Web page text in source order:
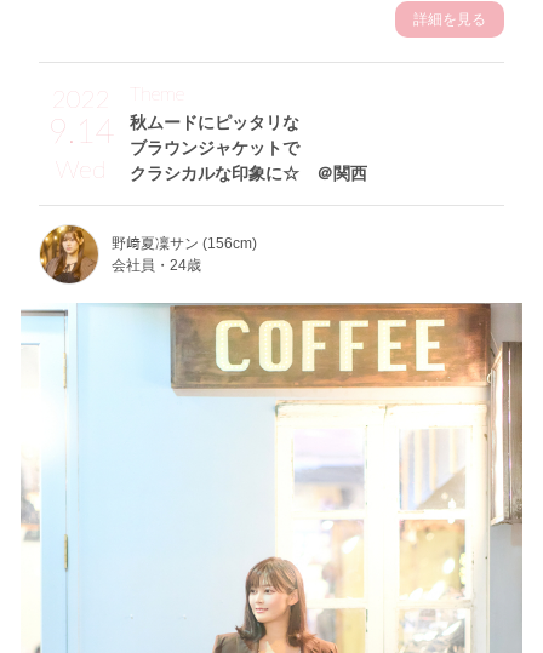
詳細を見る
9.14
Wed
秋ムードにピッタリな
ブラウンジャケットで
クラシカルな印象に☆ ＠関西
Theme
野﨑夏凜サン (156cm)
会社員・24歳